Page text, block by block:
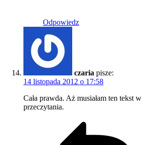
Odpowiedz
czaria pisze:
14 listopada 2012 o 17:58
Cała prawda. Aż musiałam ten tekst
przeczytania.